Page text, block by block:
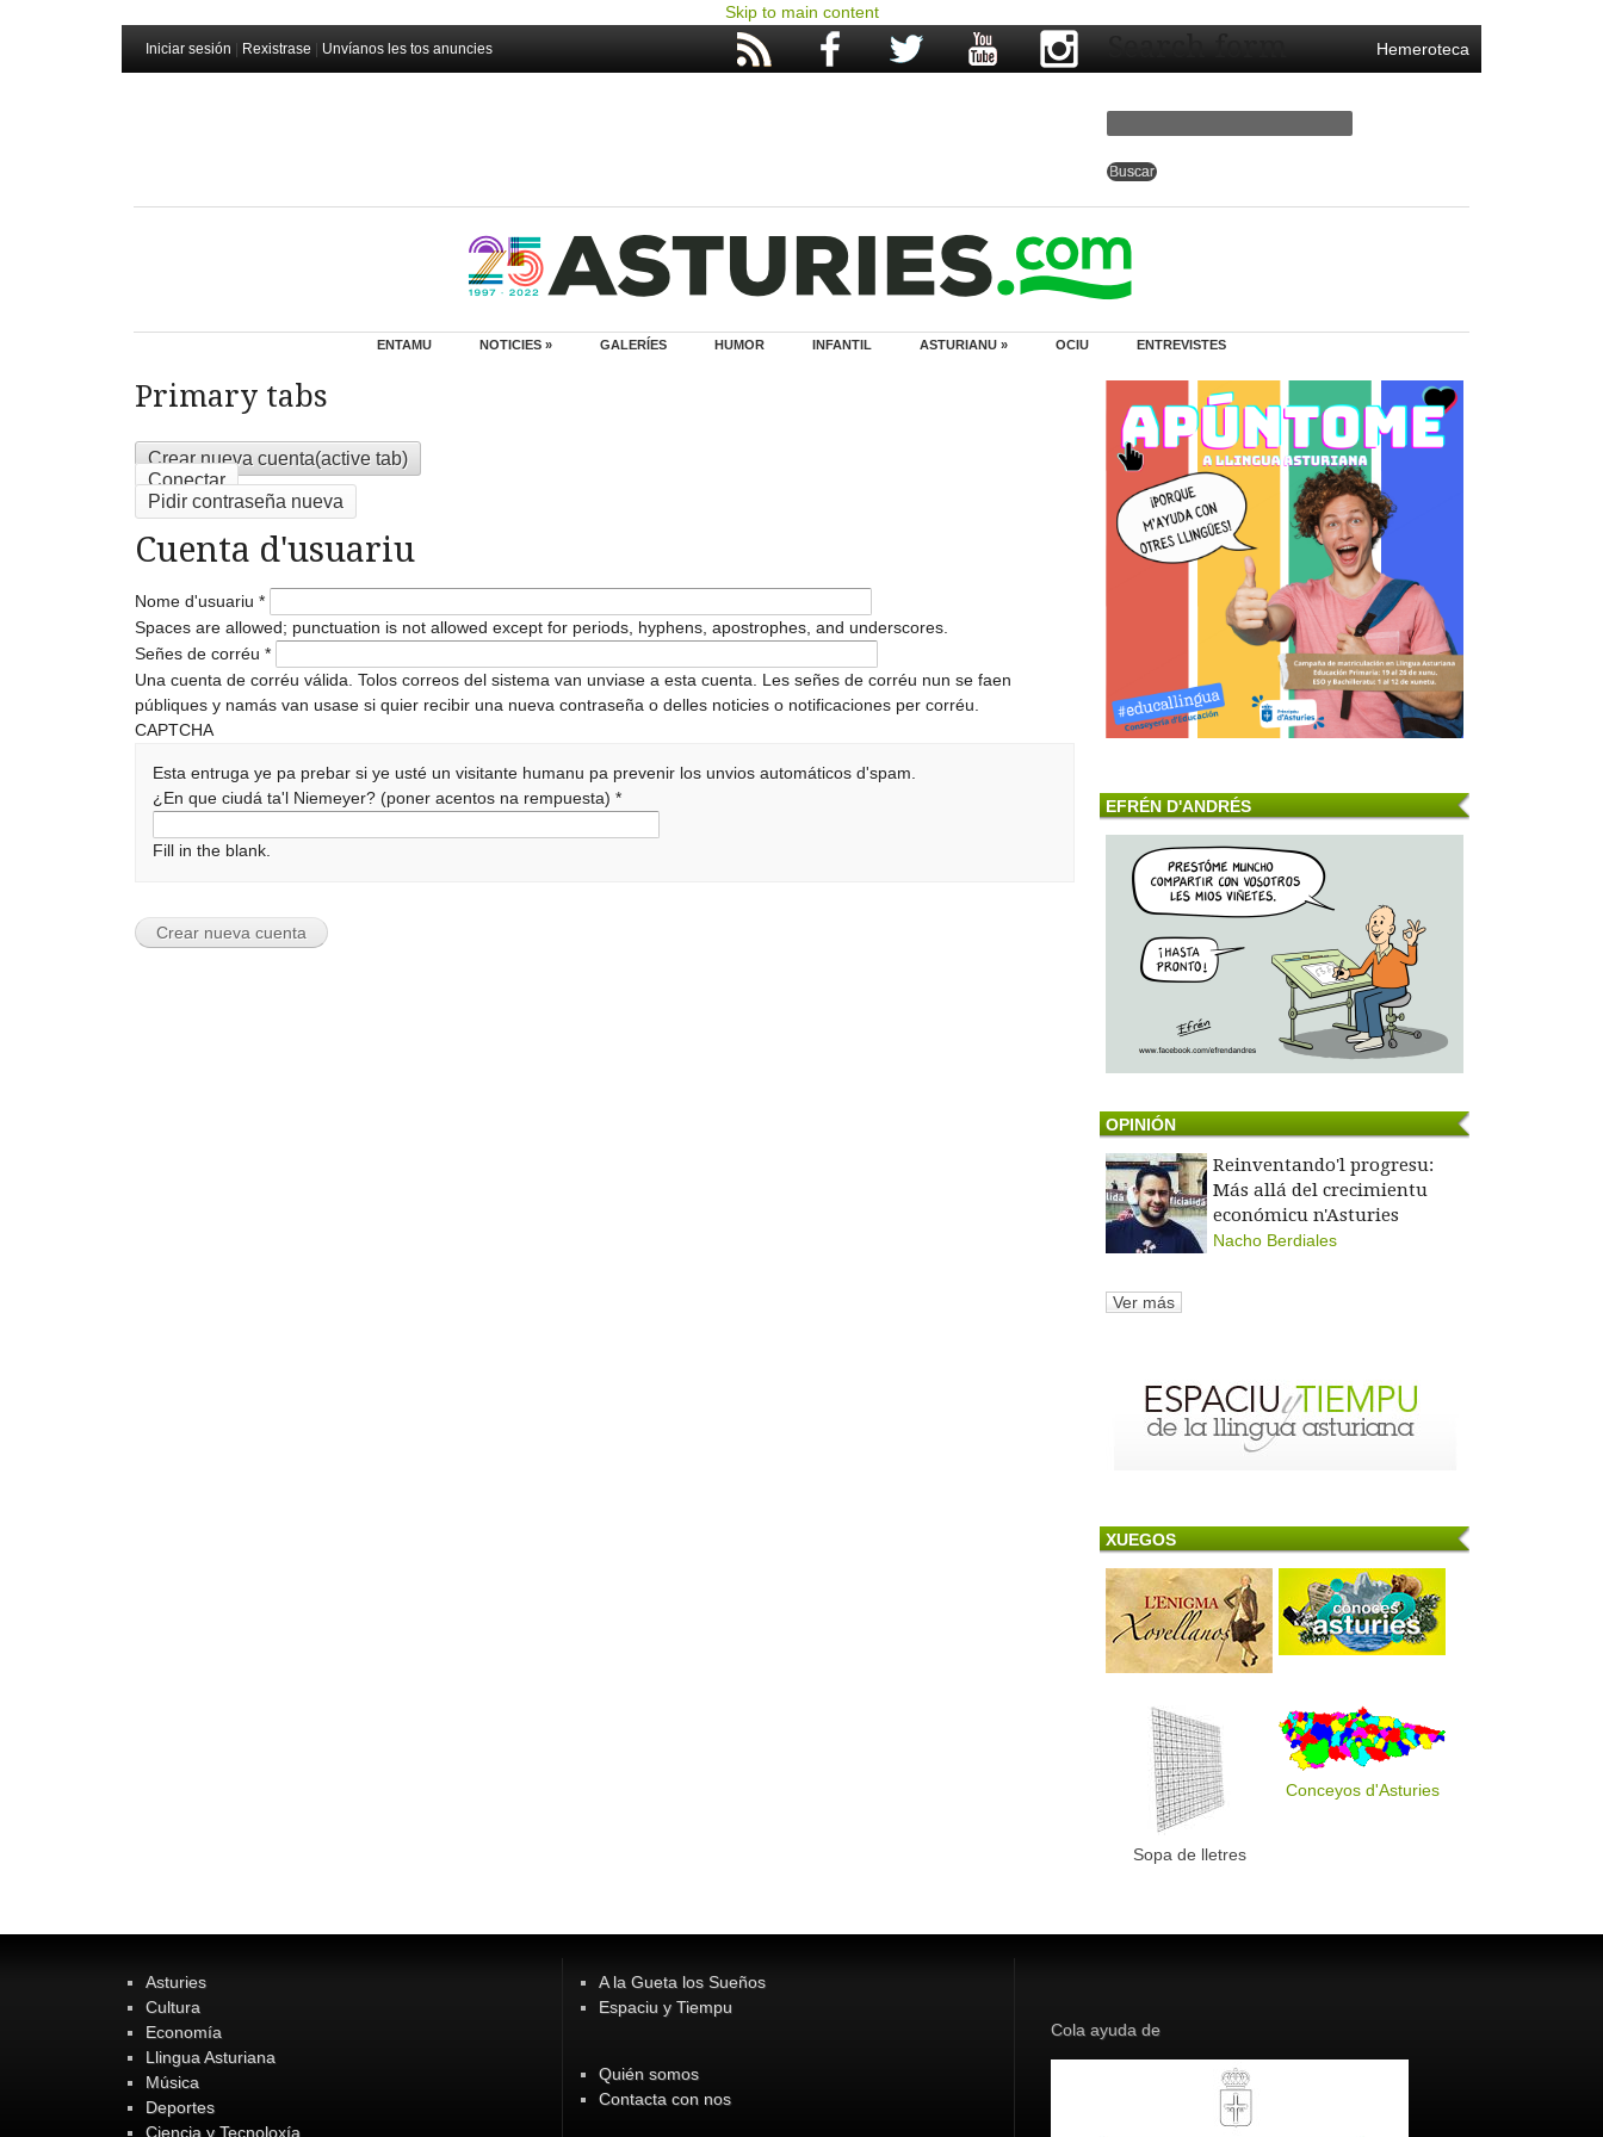
Skip to main content
Iniciar sesión Rexistrase Unvíanos les tos anuncies Hemeroteca
Search form
ENTAMU NOTICIES » GALERÍES HUMOR INFANTIL ASTURIANU » OCIU ENTREVISTES
Primary tabs
Crear nueva cuenta(active tab)
Conectar
Pidir contraseña nueva
Cuenta d'usuariu
Nome d'usuariu *
Spaces are allowed; punctuation is not allowed except for periods, hyphens, apostrophes, and underscores.
Señes de corréu *
Una cuenta de corréu válida. Tolos correos del sistema van unviase a esta cuenta. Les señes de corréu nun se faen
públiques y namás van usase si quier recibir una nueva contraseña o delles noticies o notificaciones per corréu.
CAPTCHA
Esta entruga ye pa prebar si ye usté un visitante humanu pa prevenir los unvios automáticos d'spam.
¿En que ciudá ta'l Niemeyer? (poner acentos na rempuesta)*
Fill in the blank.
EFRÉN D'ANDRÉS
OPINIÓN
Reinventando'l progresu:
Más allá del crecimientu
económicu n'Asturies
Nacho Berdiales
Ver más
XUEGOS
Sopa de lletres
Conceyos d'Asturies
Asturies
Cultura
Economía
Llingua Asturiana
Música
Deportes
Ciencia y Tecnoloxía
A la Gueta los Sueños
Espaciu y Tiempu
Quién somos
Contacta con nos
Cola ayuda de